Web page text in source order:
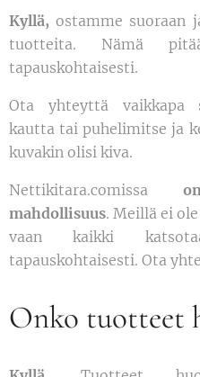
Kyllä,ostamme suoraan
tuotteita. Nämä
tapauskohtaisesti.
Ota yhteyttä vaikkapa
kautta tai puhelimitse ja
kuvakin olisi kiva.
Nettikitara.comissa
mahdollisuus. Meillä ei
vaan kaikki
tapauskohtaisesti. Ota
Onko tuotteet